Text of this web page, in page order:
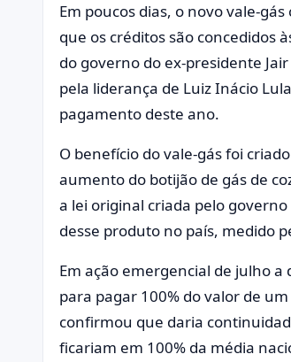
Em poucos dias, o novo vale-
que os créditos são concedidos
do governo do ex-presidente
pela liderança de Luiz Inácio
pagamento deste ano.
O benefício do vale-gás foi
aumento do botijão de gás de
a lei original criada pelo
desse produto no país, medido
Em ação emergencial de julho
para pagar 100% do valor de
confirmou que daria
ficariam em 100% da média